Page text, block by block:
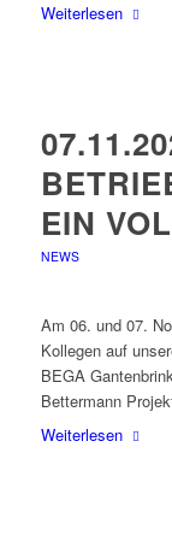
Weiterlesen
EIN
NEWS
Am 06. und 07.
Kollegen auf
BEGA
Bettermann
Weiterlesen